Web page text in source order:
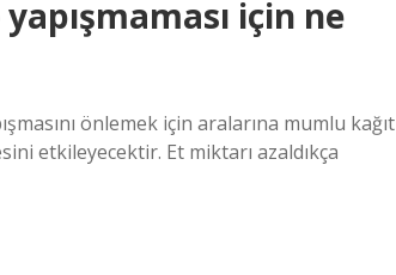
için ne
önlemek için aralarına mumlu kağıt
etkileyecektir. Et miktarı azaldıkça